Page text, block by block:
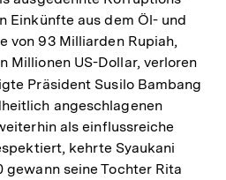
Einkünfte aus dem Öl- und
von 93 Milliarden Rupiah,
Millionen US-Dollar, verloren
Präsident Susilo Bambang
angeschlagenen
als einflussreiche
kehrte Syaukani
gewann seine Tochter Rita